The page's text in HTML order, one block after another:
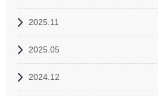
2025.11
2025.05
2024.12